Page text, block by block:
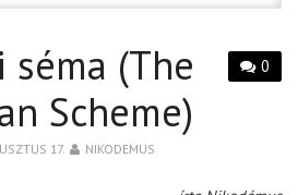
0
(The
Scheme)
17. NIKODEMUS